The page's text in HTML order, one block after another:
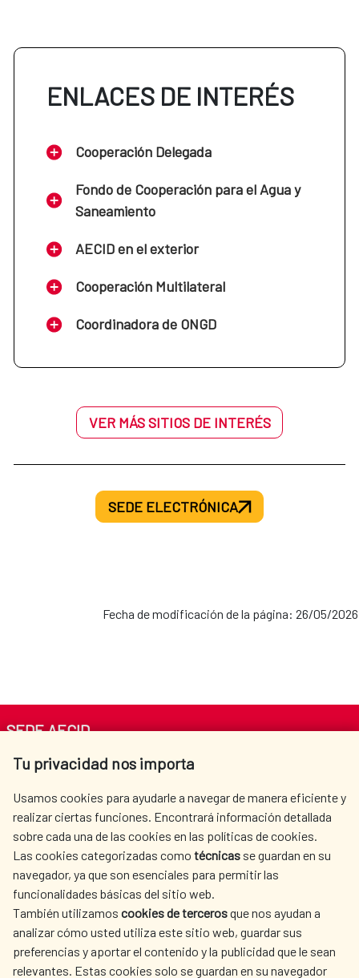
ENLACES DE INTERÉS
Cooperación Delegada
Fondo de Cooperación para el Agua y
Saneamiento
AECID en el exterior
Cooperación Multilateral
Coordinadora de ONGD
VER MÁS SITIOS DE INTERÉS
SEDE ELECTRÓNICA
Fecha de modificación de la página: 26/05/2026
Tu privacidad nos importa
Usamos cookies para ayudarle a navegar de manera eficiente y
realizar ciertas funciones. Encontrará información detallada
sobre cada una de las cookies en las políticas de cookies.
Las cookies categorizadas como técnicas se guardan en su
navegador, ya que son esenciales para permitir las
funcionalidades básicas del sitio web.
También utilizamos cookies de tercerosque nos ayudan a
analizar cómo usted utiliza este sitio web, guardar sus
preferencias y aportar el contenido y la publicidad que le sean
relevantes. Estas cookies solo se guardan en su navegador
SEDE AECID
Av. Reyes Católicos 4 - 28040 Madrid
centro.informacion@aecid.es
LA AECID
DÓNDE COOPERAMOS
ACCIÓN HUMANITARIA
SALA DE PRENSA
CULTURA Y CIENCIA
BIBLIOTECA